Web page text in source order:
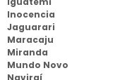
Inocencia
Jaguarari
Maracaju
Miranda
Mundo Novo
Naviraí